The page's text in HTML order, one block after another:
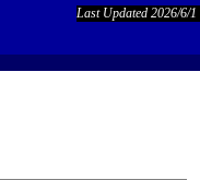
Last Updated 2026/6/1